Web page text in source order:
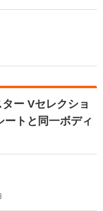
ー Vセレクショ
ートと同一ボディ